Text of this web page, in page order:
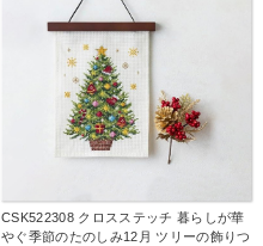
CSK522308 クロスステッチ 暮らしが華
やぐ季節のたのしみ12月 ツリーの飾りつ